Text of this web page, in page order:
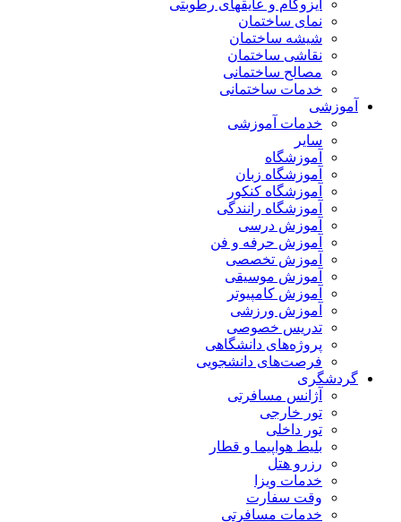
ایزوگام و عایقهای رطوبتی
نمای ساختمان
شیشه ساختمان
نقاشی ساختمان
مصالح ساختمانی
خدمات ساختمانی
آموزشی
خدمات آموزشی
سایر
آموزشگاه
آموزشگاه زبان
آموزشگاه کنکور
آموزشگاه رانندگی
آموزش درسی
آموزش حرفه و فن
آموزش تخصصی
آموزش موسیقی
آموزش کامپیوتر
آموزش ورزشی
تدریس خصوصی
پروژه‌های دانشگاهی
فرصت‌های دانشجویی
گردشگری
آژانس مسافرتی
تور خارجی
تور داخلی
بلیط هواپیما و قطار
رزرو هتل
خدمات ویزا
وقت سفارت
خدمات مسافرتی